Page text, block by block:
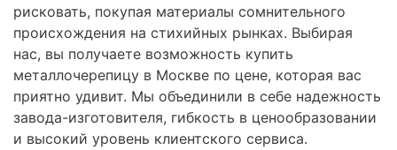
рисковать, покупая материалы сомнительного
происхождения на стихийных рынках. Выбирая
нас, вы получаете возможность купить
металлочерепицу в Москве по цене, которая вас
приятно удивит. Мы объединили в себе надежность
завода-изготовителя, гибкость в ценообразовании
и высокий уровень клиентского сервиса.